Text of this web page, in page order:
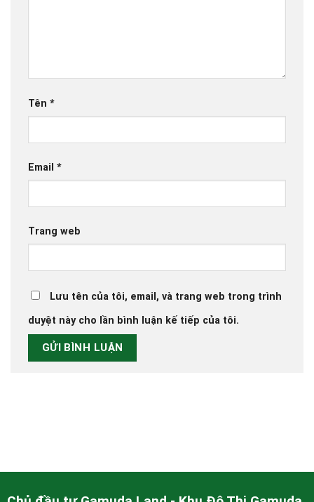
Tên *
Email *
Trang web
Lưu tên của tôi, email, và trang web trong trình
duyệt này cho lần bình luận kế tiếp của tôi.